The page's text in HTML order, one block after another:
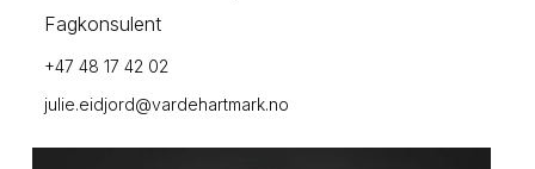
Fagkonsulent
+47 48 17 42 02
julie.eidjord@vardehartmark.no